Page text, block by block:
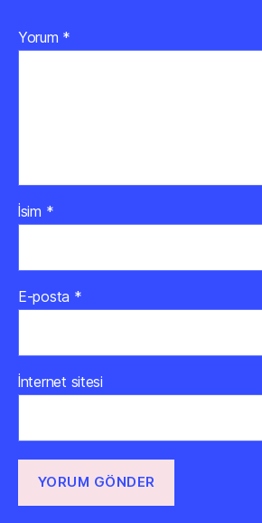
Yorum *
İsim *
E-posta *
İnternet sitesi